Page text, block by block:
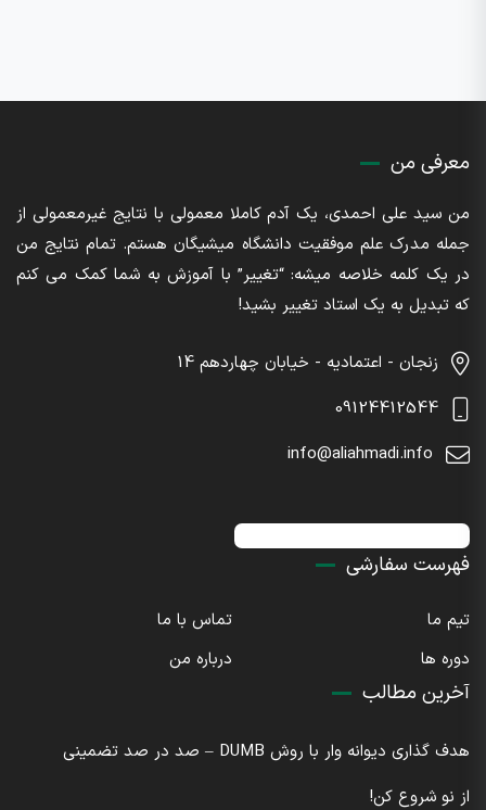
معرفی من
من سید علی احمدی، یک آدم کاملا معمولی با نتایج غیرمعمولی از
جمله مدرک علم موفقیت دانشگاه میشیگان هستم. تمام نتایج من
در یک کلمه خلاصه میشه: “تغییر” با آموزش به شما کمک می کنم
که تبدیل به یک استاد تغییر بشید!
زنجان - اعتمادیه - خیابان چهاردهم 14
09124412544
info@aliahmadi.info
فهرست سفارشی
تیم ما
تماس با ما
دوره ها
درباره من
آخرین مطالب
هدف گذاری دیوانه وار با روش DUMB – صد در صد تضمینی
از نو شروع کن!